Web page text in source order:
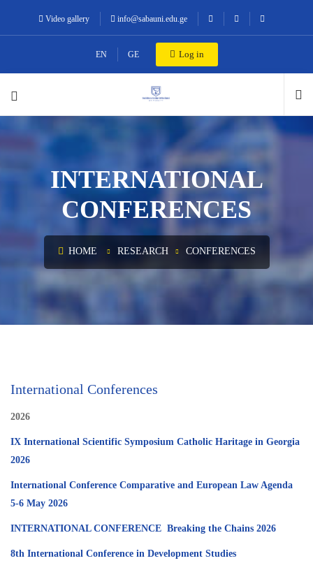
Video gallery info@sabauni.edu.ge
EN GE Log in
INTERNATIONAL
CONFERENCES
HOME RESEARCH CONFERENCES
International Conferences
2026
IX International Scientific Symposium Catholic Haritage in Georgia
2026
International Conference Comparative and European Law Agenda
5-6 May 2026
INTERNATIONAL CONFERENCE Breaking the Chains 2026
8th International Conference in Development Studies